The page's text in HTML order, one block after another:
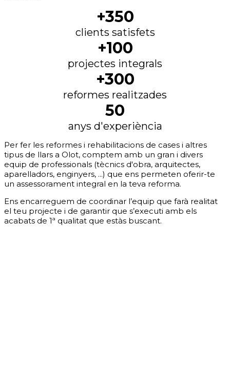
+350
clients satisfets
+100
projectes integrals
+300
reformes realitzades
50
anys d'experiència
Per fer les reformes i rehabilitacions de cases i altres
tipus de llars a Olot, comptem amb un gran i divers
equip de professionals (tècnics d'obra, arquitectes,
aparelladors, enginyers, ...) que ens permeten oferir-te
un assessorament integral en la teva reforma.
Ens encarreguem de coordinar l’equip que farà realitat
el teu projecte i de garantir que s’executi amb els
acabats de 1ª qualitat que estàs buscant.